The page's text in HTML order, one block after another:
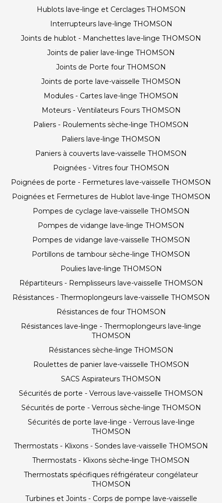
Hublots lave-linge et Cerclages THOMSON
Interrupteurs lave-linge THOMSON
Joints de hublot - Manchettes lave-linge THOMSON
Joints de palier lave-linge THOMSON
Joints de Porte four THOMSON
Joints de porte lave-vaisselle THOMSON
Modules - Cartes lave-linge THOMSON
Moteurs - Ventilateurs Fours THOMSON
Paliers - Roulements sèche-linge THOMSON
Paliers lave-linge THOMSON
Paniers à couverts lave-vaisselle THOMSON
Poignées - Vitres four THOMSON
Poignées de porte - Fermetures lave-vaisselle THOMSON
Poignées et Fermetures de Hublot lave-linge THOMSON
Pompes de cyclage lave-vaisselle THOMSON
Pompes de vidange lave-linge THOMSON
Pompes de vidange lave-vaisselle THOMSON
Portillons de tambour sèche-linge THOMSON
Poulies lave-linge THOMSON
Répartiteurs - Remplisseurs lave-vaisselle THOMSON
Résistances - Thermoplongeurs lave-vaisselle THOMSON
Résistances de four THOMSON
Résistances lave-linge - Thermoplongeurs lave-linge
THOMSON
Résistances sèche-linge THOMSON
Roulettes de panier lave-vaisselle THOMSON
SACS Aspirateurs THOMSON
Sécurités de porte - Verrous lave-vaisselle THOMSON
Sécurités de porte - Verrous sèche-linge THOMSON
Sécurités de porte lave-linge - Verrous lave-linge
THOMSON
Thermostats - Klixons - Sondes lave-vaisselle THOMSON
Thermostats - Klixons sèche-linge THOMSON
Thermostats spécifiques réfrigérateur congélateur
THOMSON
Turbines et Joints - Corps de pompe lave-vaisselle